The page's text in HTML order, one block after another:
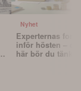
Nyhet
Experternas
inför hösten –
här bör du tänka